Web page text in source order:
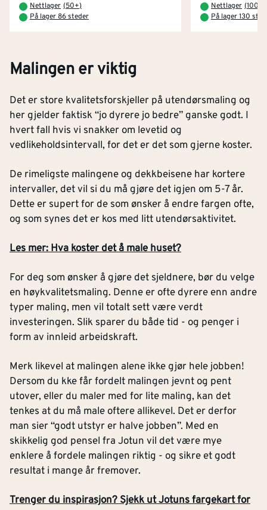
Nettlager (50+)
På lager 86 steder
Nettlager (100+
På lager 130
Malingen er viktig
Det er store kvalitetsforskjeller på utendørsmaling og
her gjelder faktisk “jo dyrere jo bedre” ganske godt. I
hvert fall hvis vi snakker om levetid og
vedlikeholdsintervall, for det er det som gjerne koster.
De rimeligste malingene og dekkbeisene har kortere
intervaller, det vil si du må gjøre det igjen om 5-7 år.
Dette er supert for de som ønsker å endre fargen ofte,
og som synes det er kos med litt utendørsaktivitet.
Les mer: Hva koster det å male huset?
For deg som ønsker å gjøre det sjeldnere, bør du velge
en høykvalitetsmaling. Denne er ofte dyrere enn andre
typer maling, men vil totalt sett være verdt
investeringen. Slik sparer du både tid - og penger i
form av innleid arbeidskraft.
Merk likevel at malingen alene ikke gjør hele jobben!
Dersom du kke får fordelt malingen jevnt og pent
utover, eller du maler med for lite maling, kan det
tenkes at du må male oftere allikevel. Det er derfor
man sier “godt utstyr er halve jobben”. Med en
skikkelig god pensel fra Jotun vil det være mye
enklere å fordele malingen riktig - og sikre et godt
resultat i mange år fremover.
Trenger du inspirasjon? Sjekk ut Jotuns fargekart for